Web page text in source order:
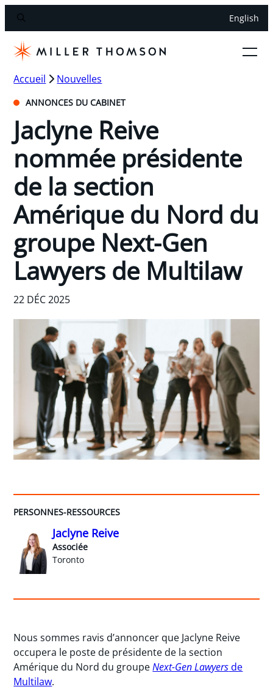
English
Accueil Nouvelles
ANNONCES DU CABINET
Jaclyne Reive
nommée présidente
de la section
Amérique du Nord du
groupe Next-Gen
Lawyers de Multilaw
22 DÉC 2025
PERSONNES-RESSOURCES
Jaclyne Reive
Associée
Toronto
Nous sommes ravis d’annoncer que Jaclyne Reive
occupera le poste de présidente de la section
Amérique du Nord du groupeNext-Gen Lawyersde
Multilaw.